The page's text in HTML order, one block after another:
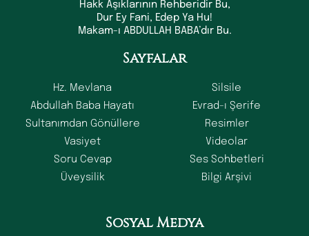
Hakk Aşıklarının Rehberidir Bu,
Dur Ey Fani, Edep Ya Hu!
Makam-ı ABDULLAH BABA’dır Bu.
Sayfalar
Hz. Mevlana
Abdullah Baba Hayatı
Sultanımdan Gönüllere
Vasiyet
Soru Cevap
Üveysilik
Silsile
Evrad-ı Şerife
Resimler
Videolar
Ses Sohbetleri
Bilgi Arşivi
Sosyal Medya